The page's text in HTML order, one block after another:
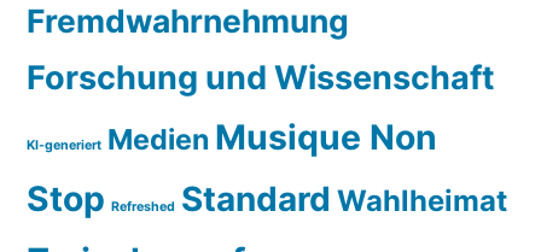
Fremdwahrnehmung
Forschung und Wissenschaft
KI-generiert Medien Musique Non
Stop Refreshed Standard Wahlheimat